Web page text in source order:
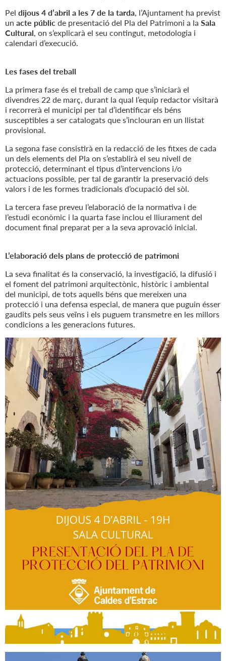
Pel dijous 4 d’abril a les 7 de la tarda, l’Ajuntament ha previst
un acte públic de presentació del Pla del Patrimoni a la Sala
Cultural, on s’explicarà el seu contingut, metodologia i
calendari d’execució.
Les fases del treball
La primera fase és el treball de camp que s’iniciarà el
divendres 22 de març, durant la qual l’equip redactor visitarà
i recorrerà el municipi per tal d’identificar els béns
susceptibles a ser catalogats que s’inclouran en un llistat
provisional.
La segona fase consistirà en la redacció de les fitxes de cada
un dels elements del Pla on s’establirà el seu nivell de
protecció, determinant el tipus d’intervencions i/o
actuacions possible, per tal de garantir la preservació dels
valors i de les formes tradicionals d’ocupació del sòl.
La tercera fase preveu l’elaboració de la normativa i de
l’estudi econòmic i la quarta fase inclou el lliurament del
document final preparat per a la seva aprovació inicial.
L’elaboració dels plans de protecció de patrimoni
La seva finalitat és la conservació, la investigació, la difusió i
el foment del patrimoni arquitectònic, històric i ambiental
del municipi, de tots aquells béns que mereixen una
protecció i una defensa especial, de manera que puguin ésser
gaudits pels seus veïns i els puguem transmetre en les millors
condicions a les generacions futures.